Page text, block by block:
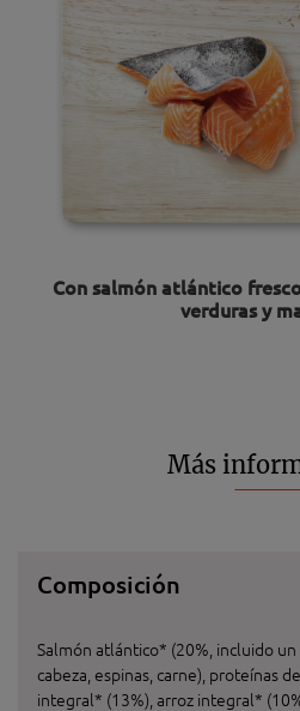
Con salmón atlántico
verduras y
Más
Composición
Salmón atlántico* (20%, incluido
cabeza, espinas, carne), proteínas
integral* (13%), arroz integral*